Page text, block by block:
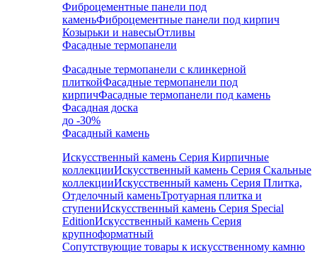
Фиброцементные панели под
каменьФиброцементные панели под кирпич
Козырьки и навесыОтливы
Фасадные термопанели
Фасадные термопанели с клинкерной
плиткойФасадные термопанели под
кирпичФасадные термопанели под камень
Фасадная доска
до -30%
Фасадный камень
Искусственный камень Серия Кирпичные
коллекцииИскусственный камень Серия Скальные
коллекцииИскусственный камень Серия Плитка,
Отделочный каменьТротуарная плитка и
ступениИскусственный камень Серия Special
EditionИскусственный камень Серия
крупноформатный
Сопутствующие товары к искусственному камню